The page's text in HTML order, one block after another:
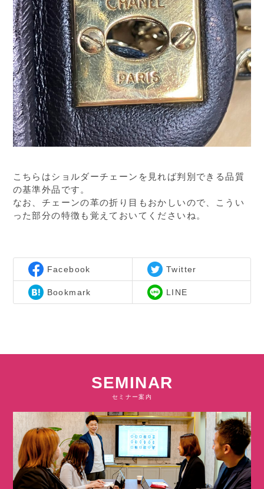
こちらはショルダーチェーンを見れば判別できる品質
の基準外品です。
なお、チェーンの革の折り目もおかしいので、こうい
った部分の特徴も覚えておいてくださいね。
Facebook Twitter
Bookmark LINE
SEMINAR
セミナー案内